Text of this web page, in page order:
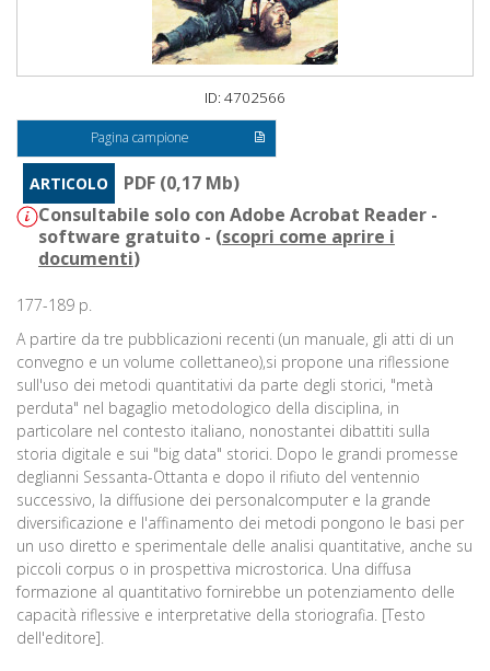
ID: 4702566
Pagina campione
ARTICOLO
PDF (0,17 Mb)
Consultabile solo con Adobe Acrobat Reader -
software gratuito - (scopri come aprire i
documenti)
177-189 p.
A partire da tre pubblicazioni recenti (un manuale, gli atti di un
convegno e un volume collettaneo),si propone una riflessione
sull'uso dei metodi quantitativi da parte degli storici, "metà
perduta" nel bagaglio metodologico della disciplina, in
particolare nel contesto italiano, nonostantei dibattiti sulla
storia digitale e sui "big data" storici. Dopo le grandi promesse
deglianni Sessanta-Ottanta e dopo il rifiuto del ventennio
successivo, la diffusione dei personalcomputer e la grande
diversificazione e l'affinamento dei metodi pongono le basi per
un uso diretto e sperimentale delle analisi quantitative, anche su
piccoli corpus o in prospettiva microstorica. Una diffusa
formazione al quantitativo fornirebbe un potenziamento delle
capacità riflessive e interpretative della storiografia. [Testo
dell'editore].